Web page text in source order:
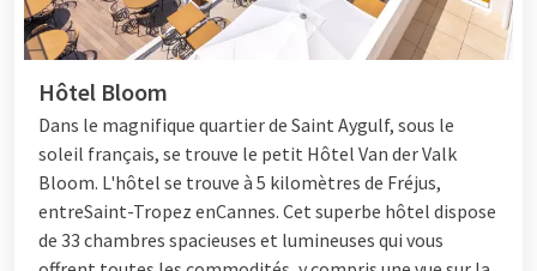
Hôtel Bloom
Dans le magnifique quartier de Saint Aygulf, sous le
soleil français, se trouve le petit Hôtel Van der Valk
Bloom. L'hôtel se trouve à 5 kilomètres de Fréjus,
entreSaint-Tropez enCannes. Cet superbe hôtel dispose
de 33 chambres spacieuses et lumineuses qui vous